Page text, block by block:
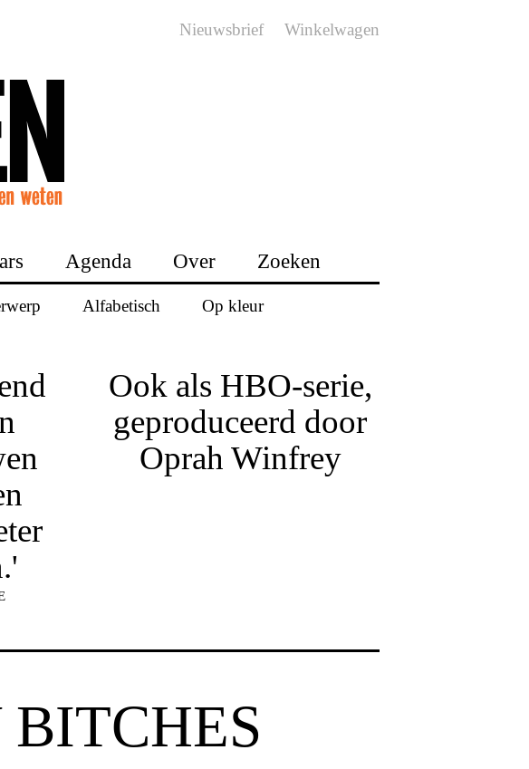
Nieuwsbrief Winkelwagen
Alfabetisch Op kleur
Agenda Over Zoeken
Ook als HBO-serie,
geproduceerd door
Oprah Winfrey